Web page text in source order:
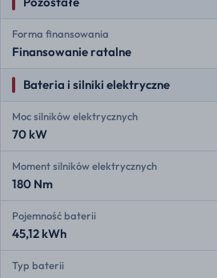
Forma finansowania
Finansowanie ratalne
Bateria i silniki elektryczne
Moc silników elektrycznych
70 kW
Moment silników elektrycznych
180 Nm
Pojemność baterii
45,12 kWh
Typ baterii